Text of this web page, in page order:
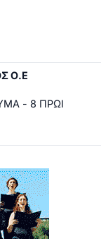
Ο.Ε
- 8 ΠΡΩΙ